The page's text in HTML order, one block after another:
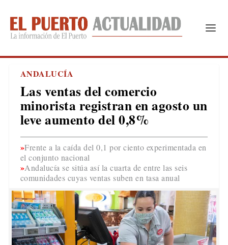
ANDALUCÍA
Las ventas del comercio
minorista registran en agosto un
leve aumento del 0,8%
Frente a la caída del 0,1 por ciento experimentada en
el conjunto nacional
Andalucía se sitúa así la cuarta de entre las seis
comunidades cuyas ventas suben en tasa anual